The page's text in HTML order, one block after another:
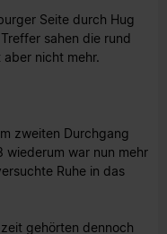
Seite durch Hug
sahen die rund
nicht mehr.
zweiten Durchgang
wiederum war nun mehr
Ruhe in das
gehörten dennoch